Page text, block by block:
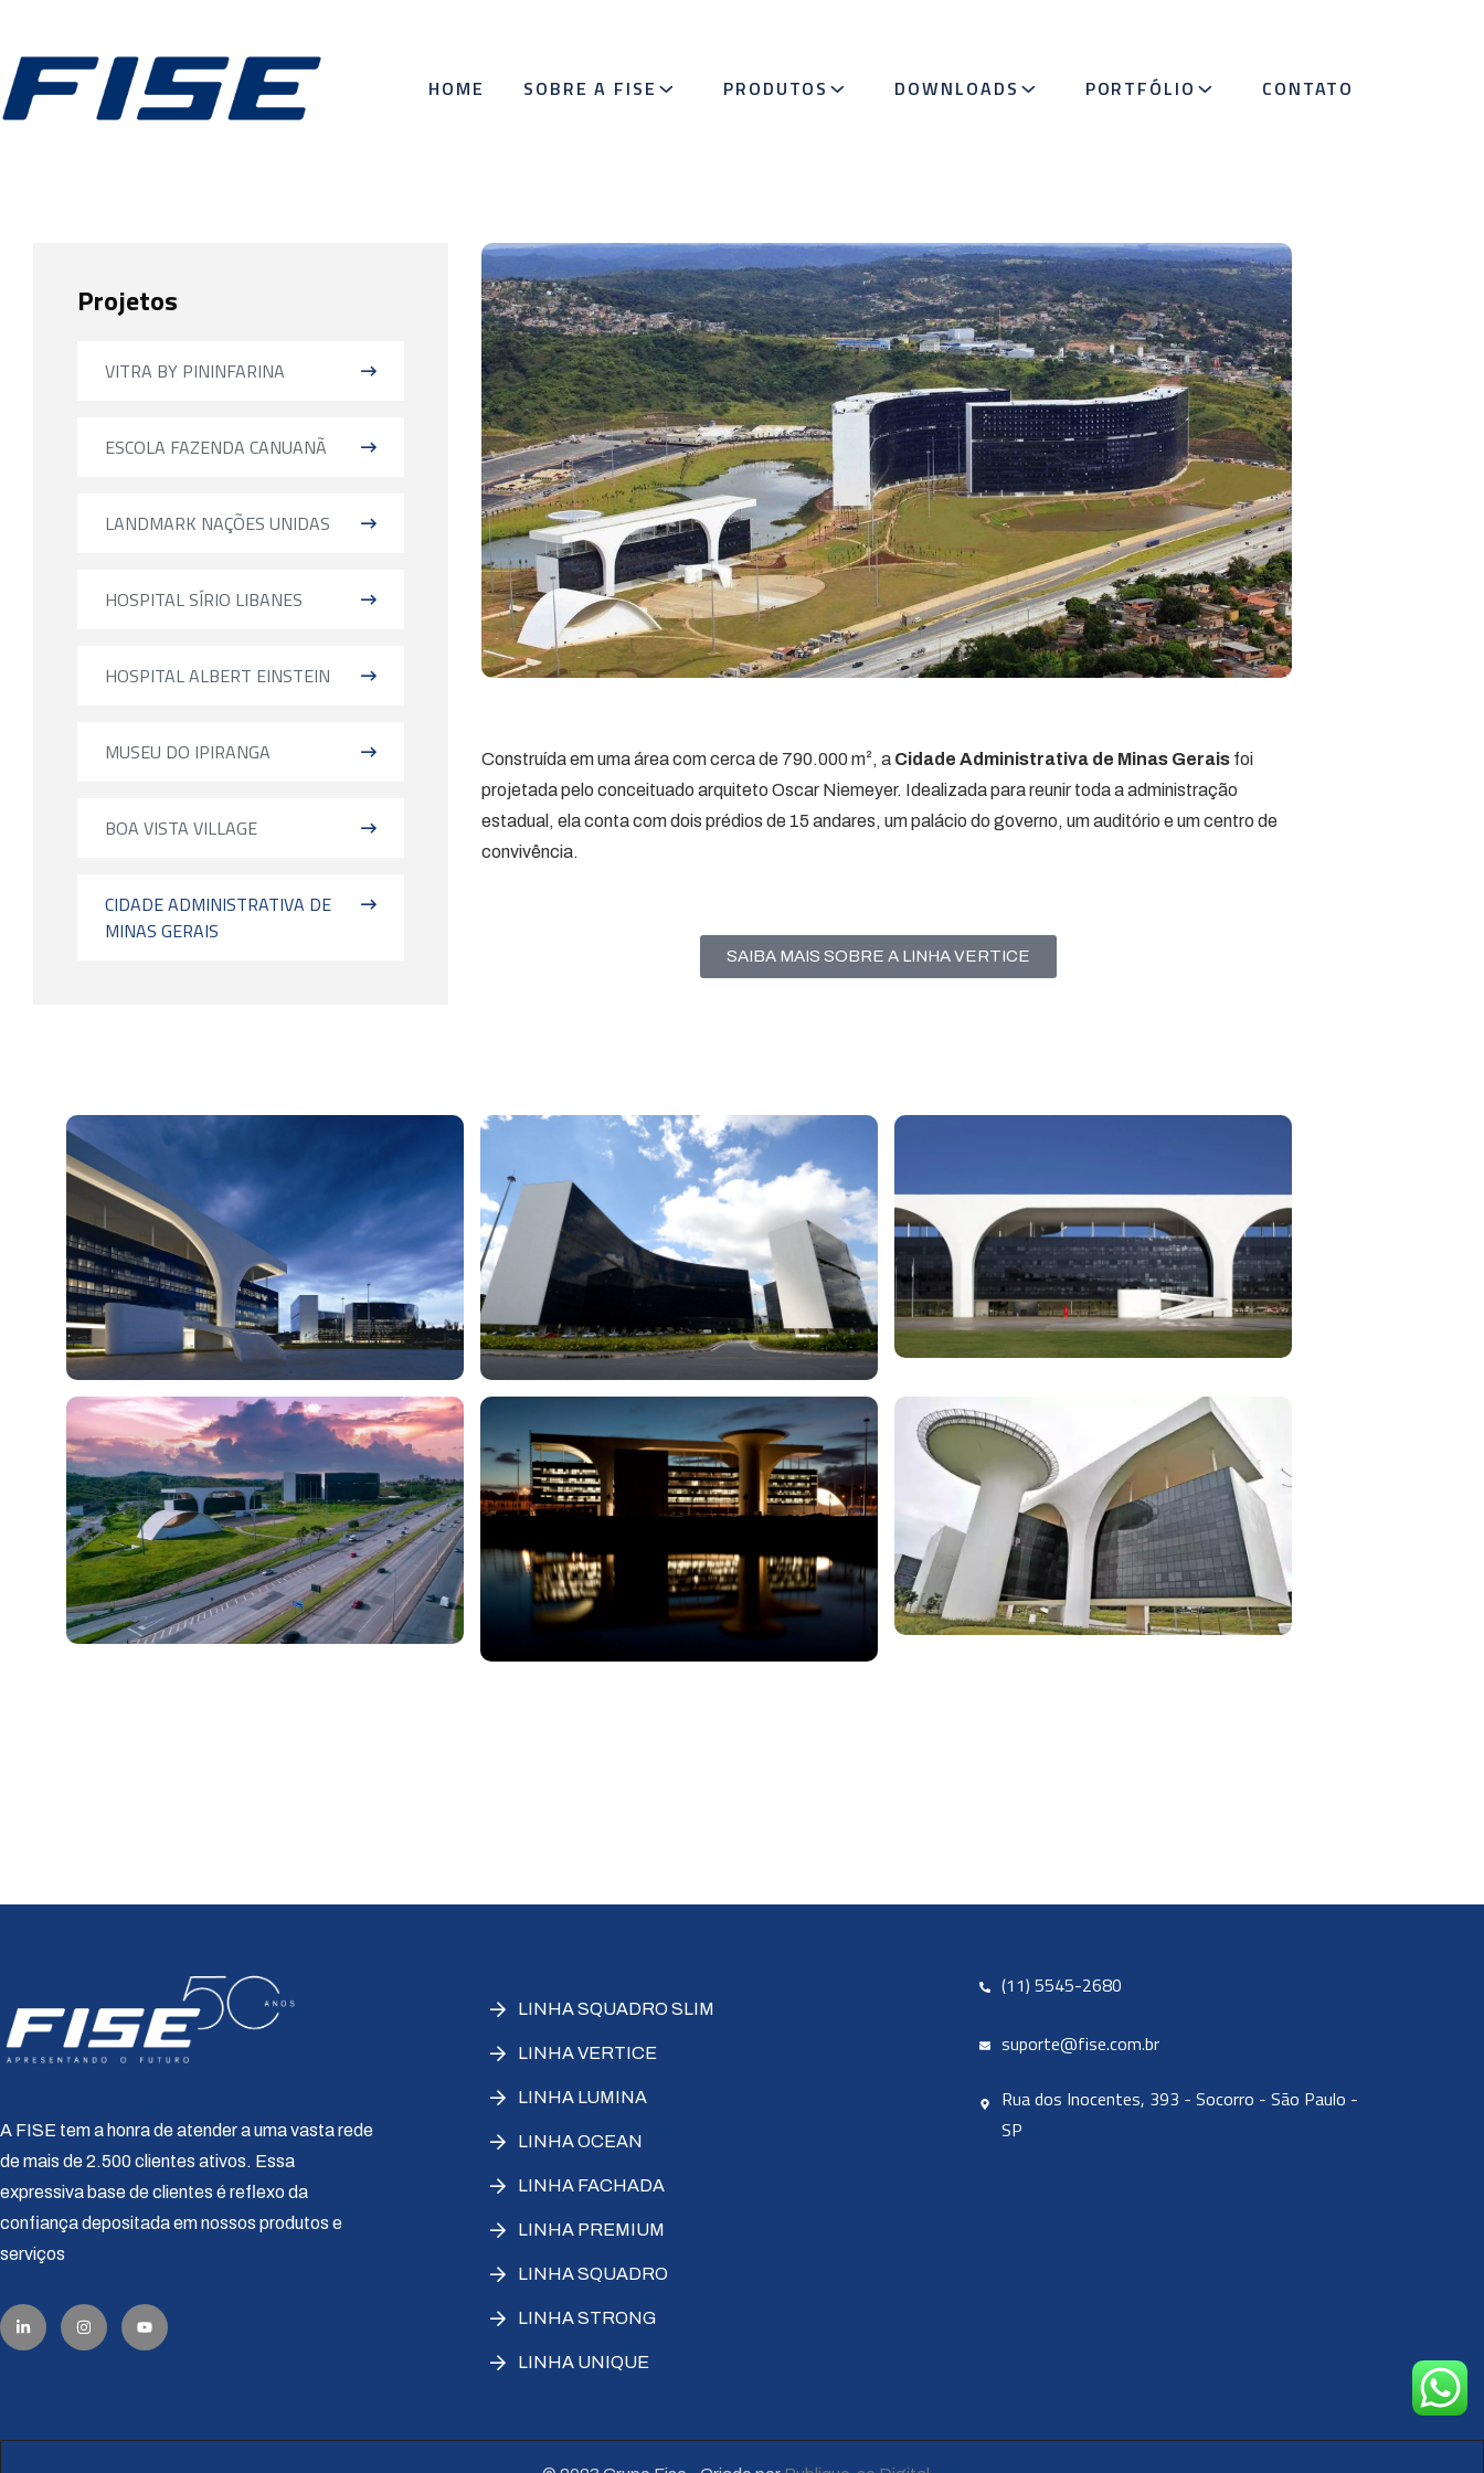
HOME SOBRE A FISE PRODUTOS DOWNLOADS PORTFÓLIO CONTATO
Projetos
VITRA BY PININFARINA
ESCOLA FAZENDA CANUANÃ
LANDMARK NAÇÕES UNIDAS
HOSPITAL SÍRIO LIBANES
HOSPITAL ALBERT EINSTEIN
MUSEU DO IPIRANGA
BOA VISTA VILLAGE
CIDADE ADMINISTRATIVA DE
MINAS GERAIS
Construída em uma área com cerca de 790.000 m², a Cidade Administrativa de Minas Gerais foi
projetada pelo conceituado arquiteto Oscar Niemeyer. Idealizada para reunir toda a administração
estadual, ela conta com dois prédios de 15 andares, um palácio do governo, um auditório e um centro de
convivência.
SAIBA MAIS SOBRE A LINHA VERTICE
A FISE tem a honra de atender a uma vasta rede
de mais de 2.500 clientes ativos. Essa
expressiva base de clientes é reflexo da
confiança depositada em nossos produtos e
serviços
LINHA SQUADRO SLIM
LINHA VERTICE
LINHA LUMINA
LINHA OCEAN
LINHA FACHADA
LINHA PREMIUM
LINHA SQUADRO
LINHA STRONG
LINHA UNIQUE
(11) 5545-2680
suporte@fise.com.br
Rua dos Inocentes, 393 - Socorro - São Paulo -
SP